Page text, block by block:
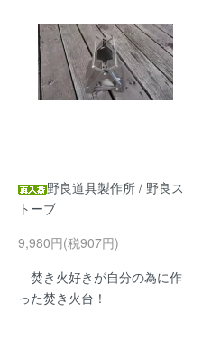
野良道具製作所 / 野良ス
トーブ
9,980円(税907円)
焚き火好きが自分の為に作
った焚き火台！